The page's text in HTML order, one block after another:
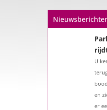
U
en
er